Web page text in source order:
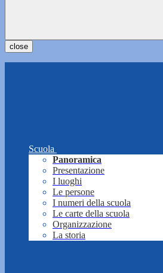
close
Scuola
Panoramica
Presentazione
I luoghi
Le persone
I numeri della scuola
Le carte della scuola
Organizzazione
La storia